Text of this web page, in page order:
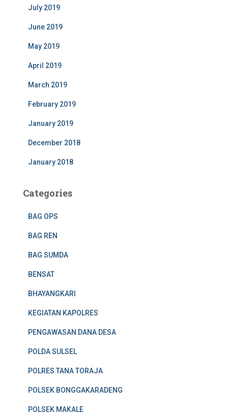
July 2019
June 2019
May 2019
April 2019
March 2019
February 2019
January 2019
December 2018
January 2018
Categories
BAG OPS
BAG REN
BAG SUMDA
BENSAT
BHAYANGKARI
KEGIATAN KAPOLRES
PENGAWASAN DANA DESA
POLDA SULSEL
POLRES TANA TORAJA
POLSEK BONGGAKARADENG
POLSEK MAKALE